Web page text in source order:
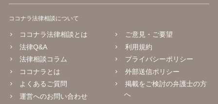
ココナラ法律相談について
ココナラ法律相談とは
法律Q&A
法律相談コラム
ココナラとは
よくあるご質問
運営へのお問い合わせ
ご意見・ご要望
利用規約
プライバシーポリシー
外部送信ポリシー
掲載をご検討の弁護士の方
へ